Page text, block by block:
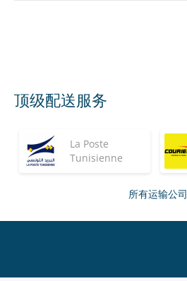
顶级配送服务
La Poste
Tunisienne
所有运输公司